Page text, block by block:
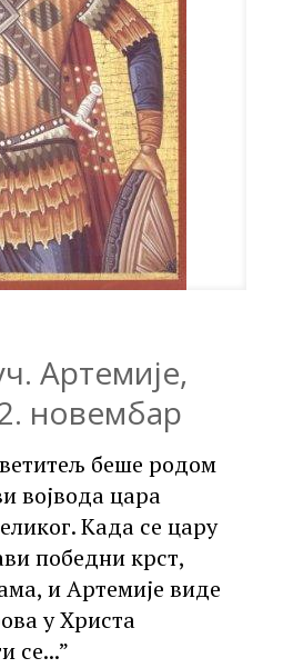
Артемије,
новембар
беше родом
војвода цара
Када се цару
победни крст,
и Артемије виде
у Христа
се...”